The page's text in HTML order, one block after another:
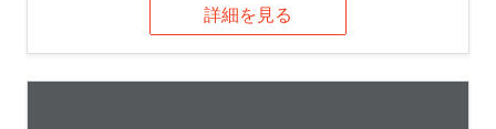
詳細を見る